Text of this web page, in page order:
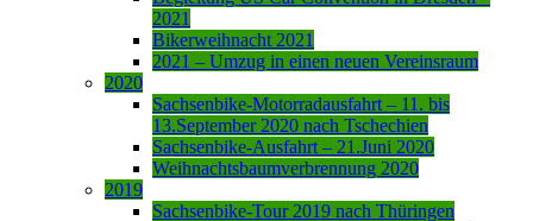
2021
Bikerweihnacht 2021
2021 – Umzug in einen neuen Vereinsraum
2020
Sachsenbike-Motorradausfahrt – 11. bis
13.September 2020 nach Tschechien
Sachsenbike-Ausfahrt – 21.Juni 2020
Weihnachtsbaumverbrennung 2020
2019
Sachsenbike-Tour 2019 nach Thüringen